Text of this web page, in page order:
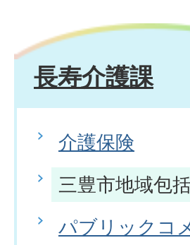
長寿介護課
介護保険
三豊市地域包
パブリックコ